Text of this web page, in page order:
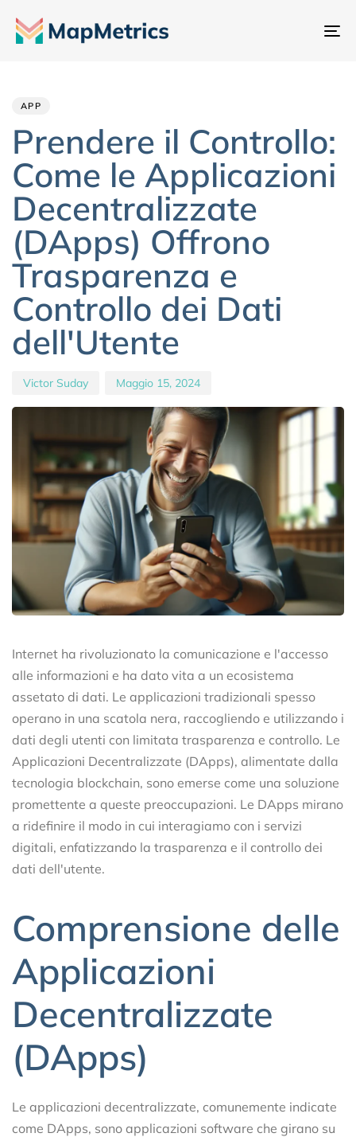
APP
Prendere il Controllo:
Come le Applicazioni
Decentralizzate
(DApps) Offrono
Trasparenza e
Controllo dei Dati
dell'Utente
Victor Suday Maggio 15, 2024
Internet ha rivoluzionato la comunicazione e l'accesso
alle informazioni e ha dato vita a un ecosistema
assetato di dati. Le applicazioni tradizionali spesso
operano in una scatola nera, raccogliendo e utilizzando i
dati degli utenti con limitata trasparenza e controllo. Le
Applicazioni Decentralizzate (DApps), alimentate dalla
tecnologia blockchain, sono emerse come una soluzione
promettente a queste preoccupazioni. Le DApps mirano
a ridefinire il modo in cui interagiamo con i servizi
digitali, enfatizzando la trasparenza e il controllo dei
dati dell'utente.
Comprensione delle
Applicazioni
Decentralizzate
(DApps)
Le applicazioni decentralizzate, comunemente indicate
come DApps, sono applicazioni software che girano su